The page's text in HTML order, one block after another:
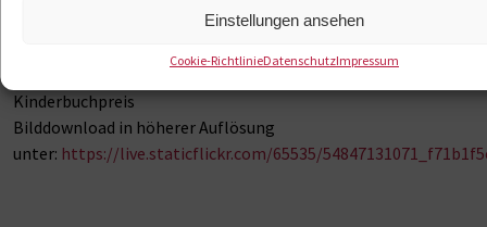
Einstellungen ansehen
Cookie-RichtlinieDatenschutzImpressum
Der Preisträger bei der Signierstunde. Foto: Deutscher
Kinderbuchpreis
Bilddownload in höherer Auflösung
unter: https://live.staticflickr.com/65535/